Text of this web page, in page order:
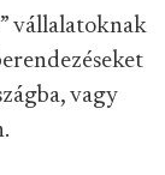
vállalatoknak
vagy